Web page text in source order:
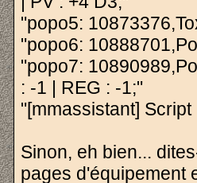
"popo5:
"popo6:
"popo7:
: -1 | REG : -1;"
"[mmassistant]
Sinon, eh bien...
pages d'équipement